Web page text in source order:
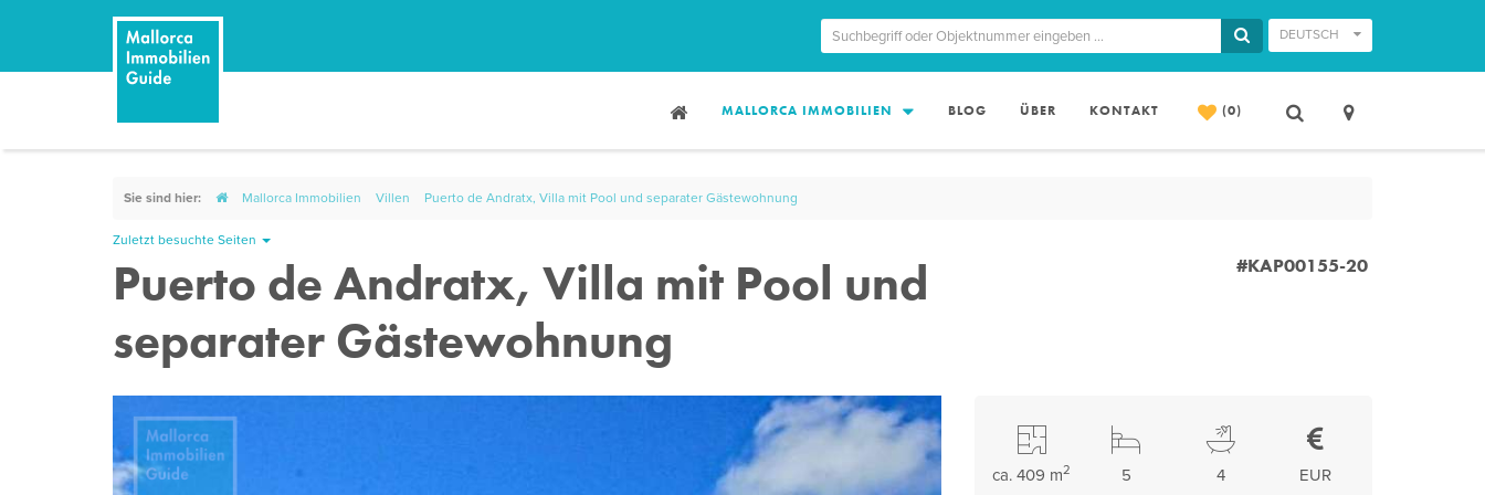
DEUTSCH
MALLORCA IMMOBILIEN BLOG ÜBER KONTAKT (0)
Sie sind hier: Mallorca Immobilien Villen Puerto de Andratx, Villa mit Pool und separater Gästewohnung
Zuletzt besuchte Seiten
Puerto de Andratx, Villa mit Pool und
separater Gästewohnung
#KAP00155-20
EUR
4
5
ca. 409 m2